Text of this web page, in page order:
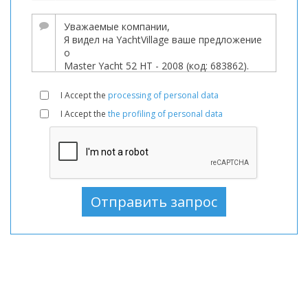
Лодки,
лодка
В
продаже,
используемый,
Моторная
В
продаже,
Моторная
лодка
используемый,
I Accept the processing of personal data
I Accept the the profiling of personal data